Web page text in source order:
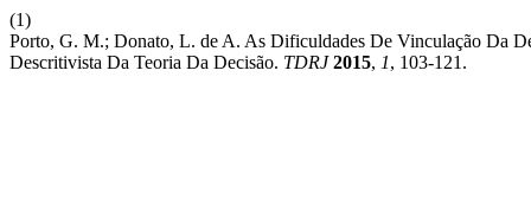
(1)
Porto, G. M.; Donato, L. de A. As Dificuldades De Vinculação Da
Descritivista Da Teoria Da Decisão. TDRJ 2015, 1, 103-121.